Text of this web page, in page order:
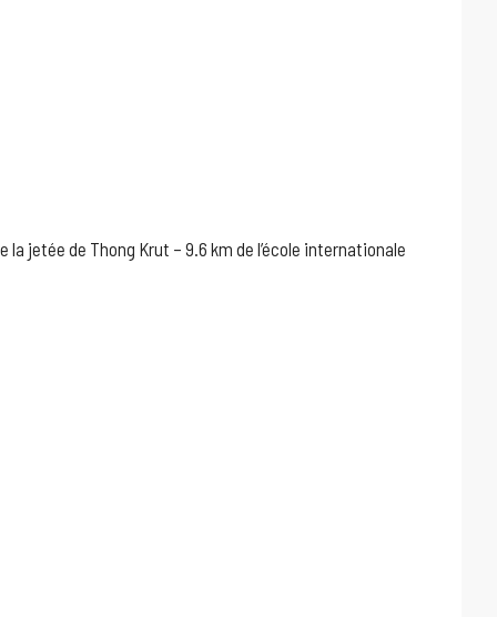
jetée de Thong Krut – 9.6 km de l’école internationale